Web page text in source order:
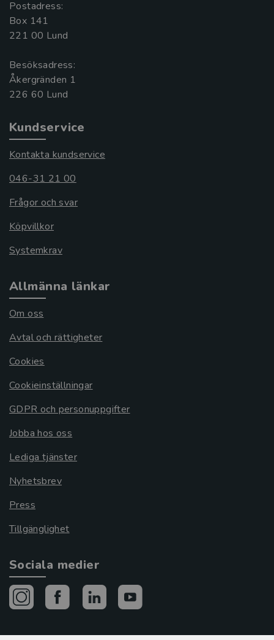
Postadress:
Box 141
221 00 Lund
Besöksadress:
Åkergränden 1
Kundservice
Kontakta kundservice
046-31 21 00
Frågor och svar
Köpvillkor
Systemkrav
Allmänna länkar
Om oss
Avtal och rättigheter
Cookies
Cookieinställningar
GDPR och personuppgifter
Jobba hos oss
Lediga tjänster
Nyhetsbrev
Press
Tillgänglighet
Sociala medier